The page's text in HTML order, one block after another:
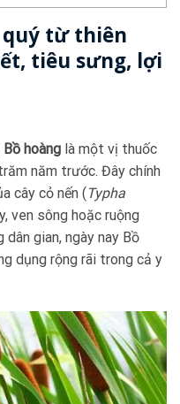
quý từ thiên
tiêu sưng, lợi
Bồ hoàng là một vị thuốc
năm trước. Đây chính
cây cỏ nến ( Typha
ven sông hoặc ruộng
gian, ngày nay Bồ
dụng rộng rãi trong cả y